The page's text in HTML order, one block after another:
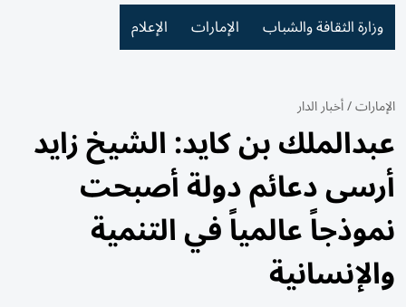
وزارة الثقافة والشباب الإمارات الإعلام
الإمارات/أخبار الدار
عبدالملك بن كايد: الشيخ زايد
أرسى دعائم دولة أصبحت
نموذجاً عالمياً في التنمية
والإنسانية